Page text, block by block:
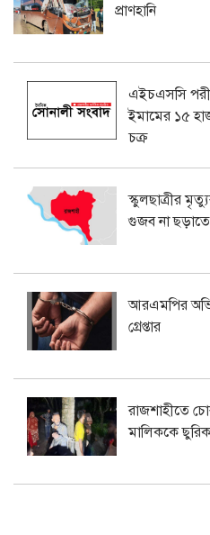
প্রাণহানি
এইচএসসি
ইমামের ১৫
চক্র
স্কুলছাত্রীর
গুজব না
আরএমপির
গ্রেপ্তার
রাজশাহীতে
মালিককে